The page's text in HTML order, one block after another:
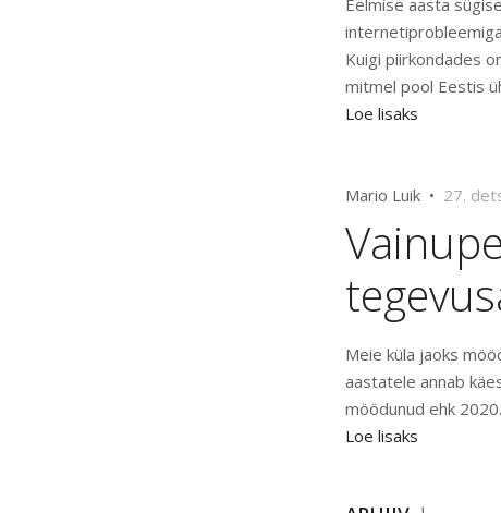
Eelmise aasta
Kuigi piirkondades
mitmel pool Eestis
Loe lisaks
Mario Luik • 27.
Meie küla jaoks
aastatele annab
möödunud ehk
Loe lisaks